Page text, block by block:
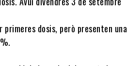
dosis, però presenten una